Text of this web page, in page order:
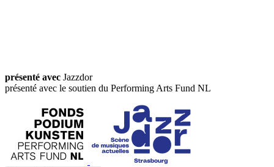
présenté avec Jazzdor
présenté avec le soutien du Performing Arts Fund NL